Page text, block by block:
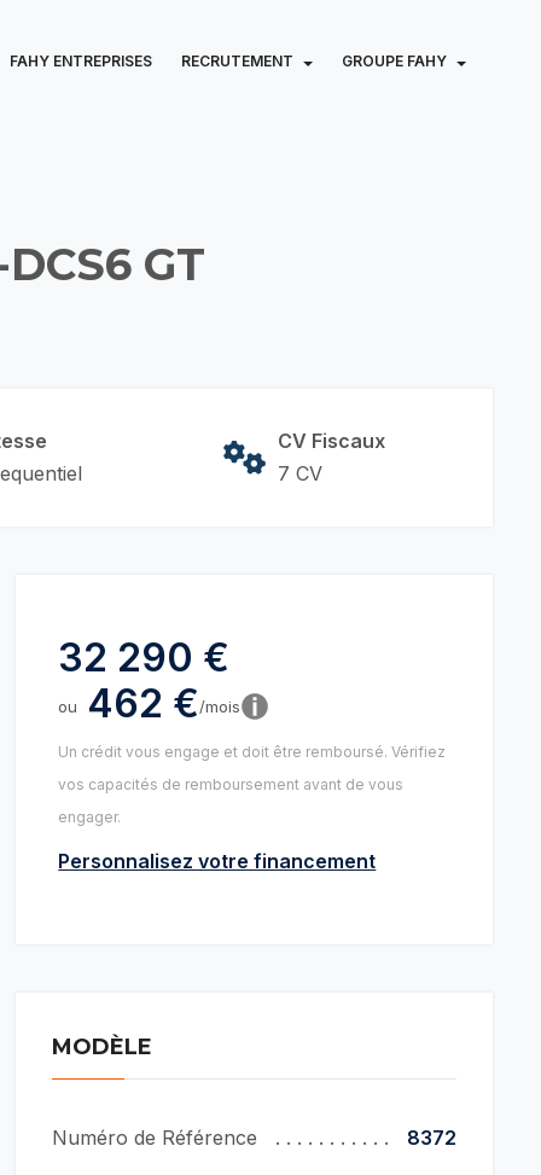
FAHY ENTREPRISES RECRUTEMENT GROUPE FAHY
GT
CV Fiscaux
7 CV
32 290 €
ou 462 €/mois
Un crédit vous engage et doit être remboursé. Vérifiez
vos capacités de remboursement avant de vous
engager.
Personnalisez votre financement
MODÈLE
Numéro de Référence 8372